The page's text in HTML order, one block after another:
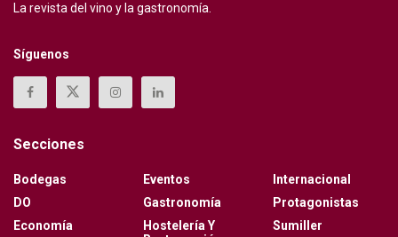
La revista del vino y la gastronomía.
Síguenos
Secciones
Bodegas
DO
Economía
Eventos
Gastronomía
Hostelería Y
Internacional
Protagonistas
Sumiller